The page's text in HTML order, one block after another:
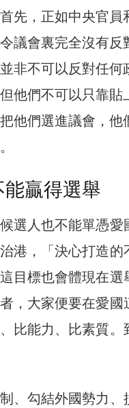
先，正如中央官
議會裏完全沒有
非不可以反對任
他們不可以只靠貼
他們選進議會，
贏得選舉
選人也不能單憑愛
港，「決心打造
目標也會體現在
，大家便要在愛
比能力、比素質。
、勾結外國勢力、